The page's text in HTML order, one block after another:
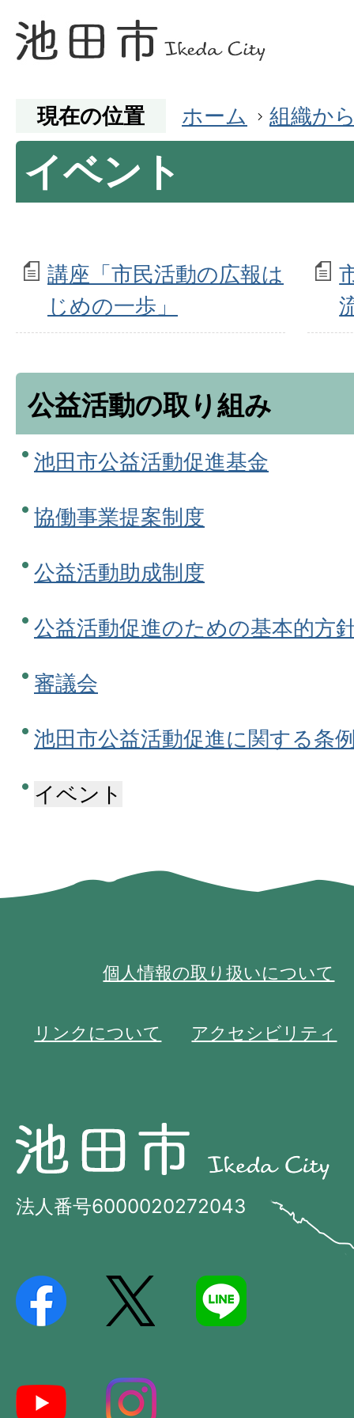
現在の位置 ホーム 組織か
イベント
講座「市民活動の広報は
じめの一歩」
公益活動の取り組み
池田市公益活動促進基金
協働事業提案制度
公益活動助成制度
公益活動促進のための基本的方
審議会
池田市公益活動促進に関する条
イベント
個人情報の取り扱いについて
リンクについて アクセシビリティ
池
田
市
法人番号6000020272043
田
市
の